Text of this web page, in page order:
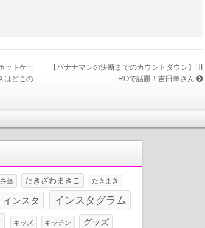
ットケー
はどこの
【バナナマンの決断までのカウントダウン】HI
ROで話題！吉田羊さん
当 たきざわまきこ たきまき
インスタ インスタグラム
キッズ キッチン グッズ